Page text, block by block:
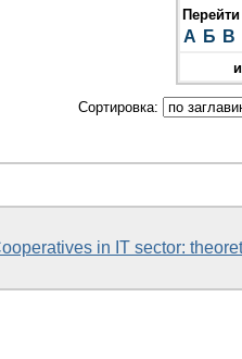
Перейти
А Б В
Сортировка:
in IT sector: